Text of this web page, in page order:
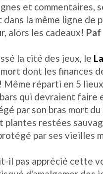
et commentaires,
la même ligne de
alors les cadeaux! Paf
la cité des jeux, le
dont les finances
Même réparti en 5
qui devraient faire
par son bras mort
restées
par ses vieilles
il pas apprécié cette